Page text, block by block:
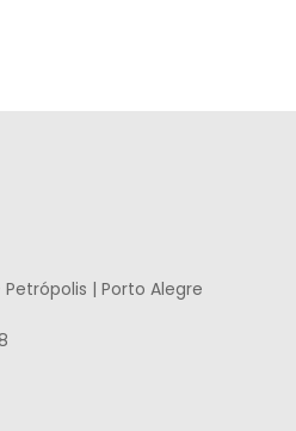
| Porto Alegre